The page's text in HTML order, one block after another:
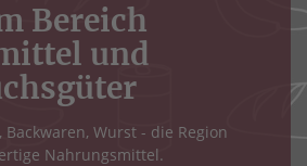
Bereich
und
Backwaren, Wurst - die Region
Nahrungsmittel.